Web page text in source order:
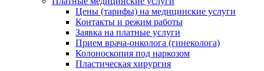
Цены (тарифы) на медицинские услуги
Контакты и режим работы
Заявка на платные услуги
Прием врача-онколога (гинеколога)
Колоноскопия под наркозом
Пластическая хирургия